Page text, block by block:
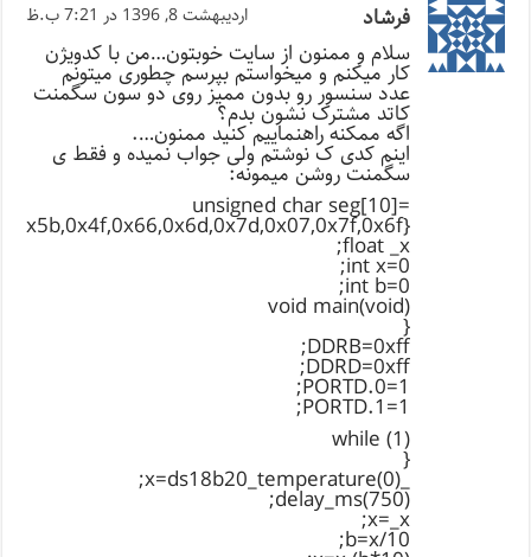
فرشاد اردیبهشت 8, 1396 در 7:21 ب.ظ
سلام و ممنون از سایت خوبتون…من با کدویژن
کار میکنم و میخواستم بپرسم چطوری میتونم
عدد سنسور رو بدون ممیز روی دو سون سگمنت
کاتد مشترک نشون بدم؟
اگه ممکنه راهنماییم کنید ممنون….
اینم کدی ک نوشتم ولی جواب نمیده و فقط ی
سگمنت روشن میمونه:
unsigned char seg[10]=
float _x;
int x=0;
int b=0;
void main(void)
{
DDRB=0xff;
DDRD=0xff;
PORTD.0=1;
PORTD.1=1;
while (1)
{
_x=ds18b20_temperature(0);
delay_ms(750);
x=_x;
b=x/10;